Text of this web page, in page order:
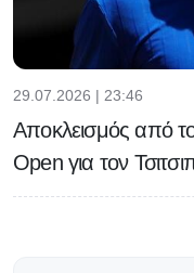
29.07.2026 | 23:46
Αποκλεισμός από
Open για τον